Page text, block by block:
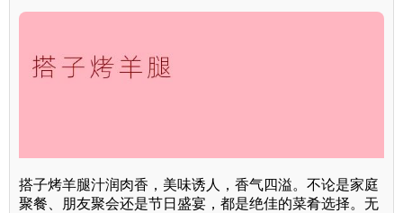
搭子烤羊腿汁润肉香，美味诱人，香气四溢。不论是家庭
聚餐、朋友聚会还是节日盛宴，都是绝佳的菜肴选择。无